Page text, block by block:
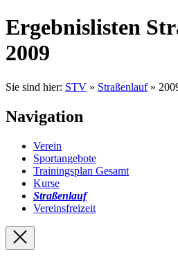
Ergebnislisten
2009
Sie sind hier: STV » Straßenlauf»
Navigation
Verein
Sportangebote
Trainingsplan Gesamt
Kurse
Straßenlauf
Vereinsfreizeit